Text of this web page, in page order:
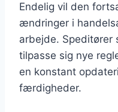
Endelig vil den
ændringer i
arbejde.
tilpasse sig nye
en konstant
færdigheder.